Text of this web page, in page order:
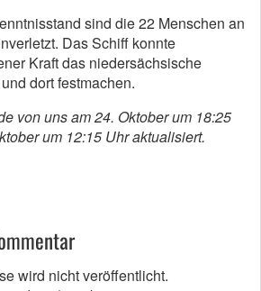
sind die 22 Menschen an
Das Schiff konnte
Kraft das niedersächsische
dort festmachen.
von uns am 24. Oktober um 18:25
um 12:15 Uhr aktualisiert.
wird nicht veröffentlicht.